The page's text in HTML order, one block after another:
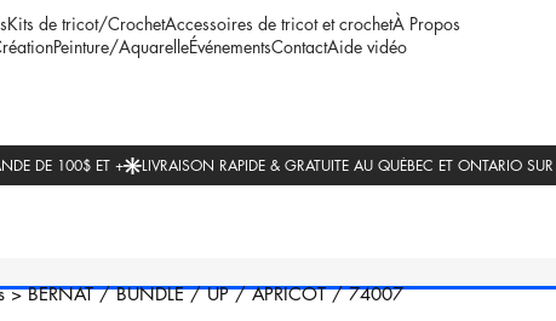
Kits de tricot/CrochetAccessoires de tricot et crochetÀ Propos
Peinture/AquarelleÉvénementsContactAide vidéo
>BERNAT / BUNDLE / UP / APRICOT / 74007